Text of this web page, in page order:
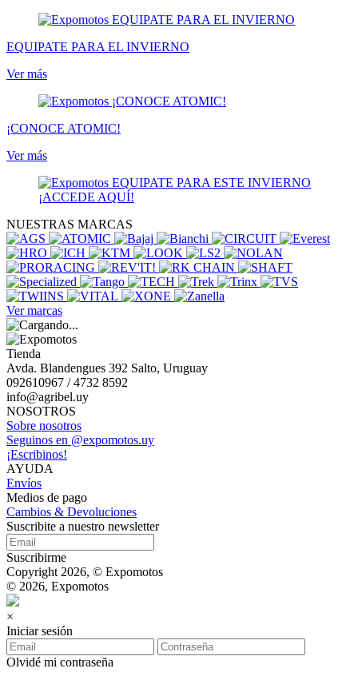
EQUIPATE PARA EL INVIERNO
Ver más
¡CONOCE ATOMIC!
Ver más
NUESTRAS MARCAS
Ver marcas
Tienda
Avda. Blandengues 392 Salto, Uruguay
092610967 / 4732 8592
info@agribel.uy
NOSOTROS
Sobre nosotros
Seguinos en @expomotos.uy
¡Escribinos!
AYUDA
Envíos
Medios de pago
Cambios & Devoluciones
Suscribite a nuestro newsletter
Suscribirme
Copyright 2026, © Expomotos
© 2026, Expomotos
×
Iniciar sesión
Olvidé mi contraseña